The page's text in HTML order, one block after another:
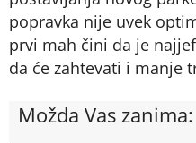
popravka nije uvek
prvi mah čini da je
da će zahtevati i manje
Možda Vas zanima: